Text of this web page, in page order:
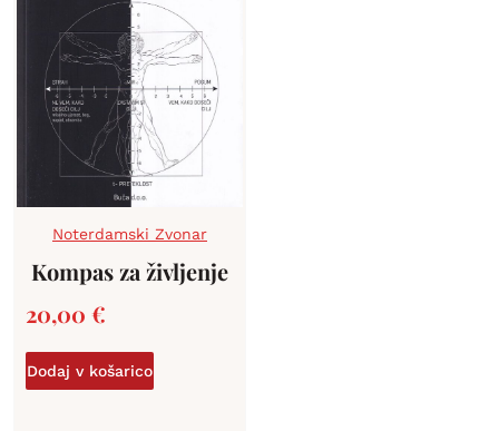
Noterdamski Zvonar
Kompas za življenje
20,00 €
Dodaj v košarico